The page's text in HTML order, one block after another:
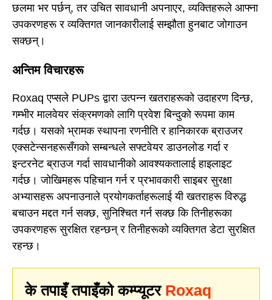
छलमा भर पर्छन्, तर उचित सावधानी अपनाएर, व्यक्तिहरूले आफ्ना
उपकरणहरू र व्यक्तिगत जानकारीलाई सम्झौता हुनबाट जोगाउन
सक्छन्।
अन्तिम विचारहरू
Roxaq एप्सले PUPs द्वारा उत्पन्न खतराहरूको उदाहरण दिन्छ,
गम्भीर मालवेयर संक्रमणको लागि प्रवेश बिन्दुको रूपमा काम
गर्दछ। यसको भ्रामक स्थापना रणनीति र हानिकारक ब्राउजर
एक्सटेन्सनहरूसँगको सम्बन्धले सफ्टवेयर डाउनलोड गर्दा र
इन्टरनेट ब्राउज गर्दा सावधानीको आवश्यकतालाई हाइलाइट
गर्दछ। जोखिमहरू पहिचान गर्न र प्रभावकारी साइबर सुरक्षा
अभ्यासहरू अपनाउनाले प्रयोगकर्ताहरूलाई यी खतराहरू विरुद्ध
बचाउन मद्दत गर्न सक्छ, सुनिश्चित गर्न सक्छ कि तिनीहरूका
उपकरणहरू सुरक्षित रहन्छन् र तिनीहरूको व्यक्तिगत डेटा सुरक्षित
रहन्छ।
के तपाइँ तपाइँको कम्प्यूटर Roxaq